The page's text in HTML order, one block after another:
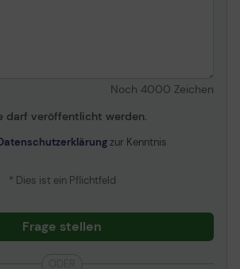
Noch 4000 Zeichen
darf veröffentlicht werden.
zur Kenntnis
* Dies ist ein Pflichtfeld
Frage stellen